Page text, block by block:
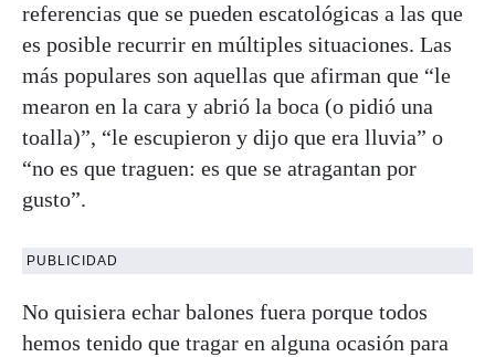
referencias que se pueden escatológicas a las que
es posible recurrir en múltiples situaciones. Las
más populares son aquellas que afirman que “le
mearon en la cara y abrió la boca (o pidió una
toalla)”, “le escupieron y dijo que era lluvia” o
“no es que traguen: es que se atragantan por
gusto”.
PUBLICIDAD
No quisiera echar balones fuera porque todos
hemos tenido que tragar en alguna ocasión para